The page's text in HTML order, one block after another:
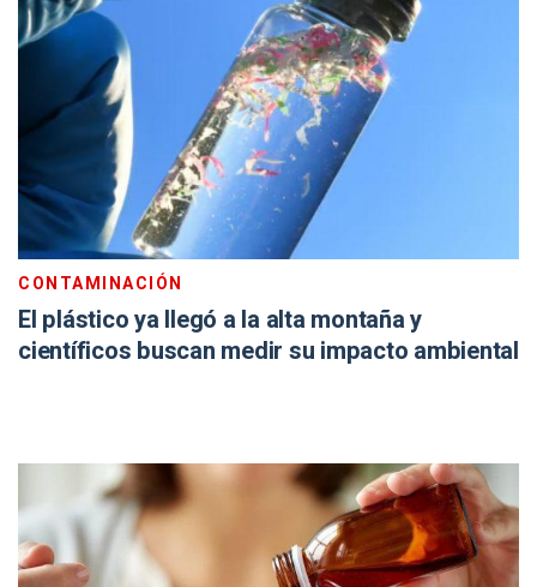
CONTAMINACIÓN
El plástico ya llegó a la alta montaña y
científicos buscan medir su impacto ambiental